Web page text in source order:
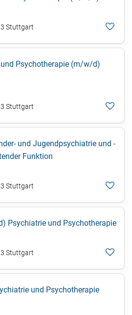
Stuttgart
Psychotherapie (m/w/d)
Stuttgart
und Jugendpsychiatrie und -
Funktion
Stuttgart
Psychiatrie und Psychotherapie
Stuttgart
und Psychotherapie